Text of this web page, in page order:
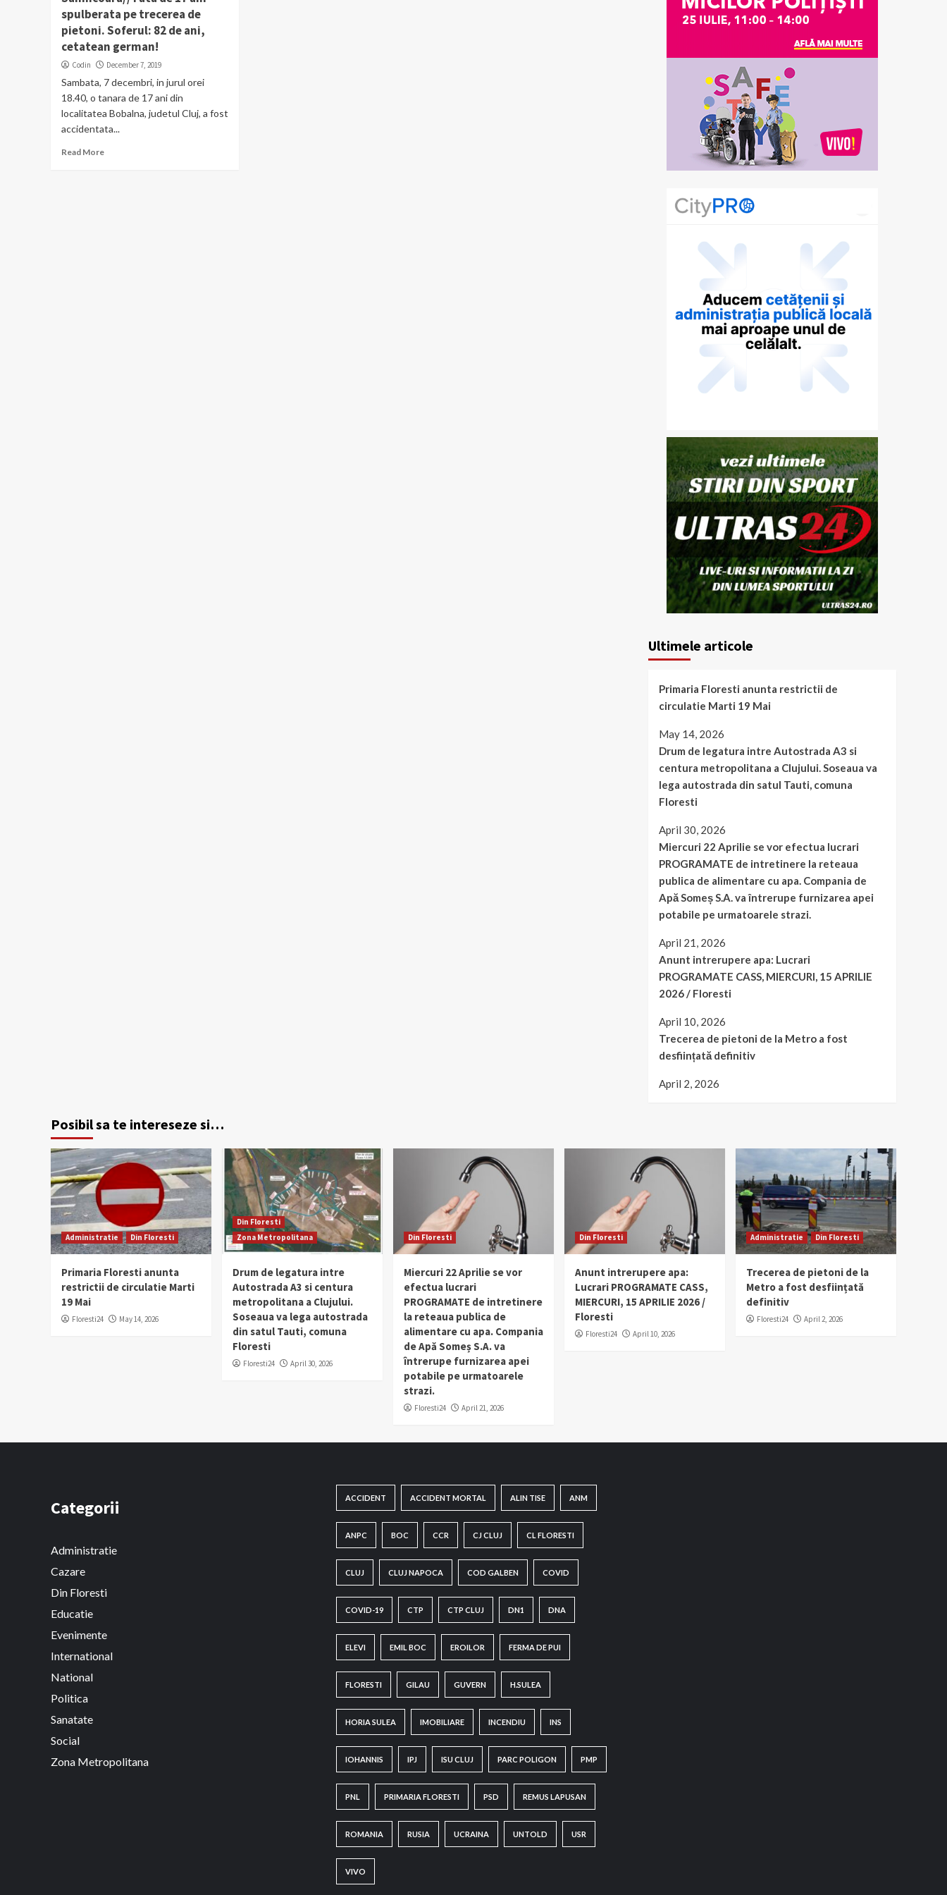
spulberata pe trecerea de
pietoni. Soferul: 82 de ani,
cetatean german!
Codin December 7, 2019
Sambata, 7 decembri, in jurul orei
18.40, o tanara de 17 ani din
localitatea Bobalna, judetul Cluj, a fost
accidentata...
Read More
Ultimele articole
Primaria Floresti anunta restrictii de
circulatie Marti 19 Mai
May 14, 2026
Drum de legatura intre Autostrada A3 si
centura metropolitana a Clujului. Soseaua va
lega autostrada din satul Tauti, comuna
Floresti
April 30, 2026
Miercuri 22 Aprilie se vor efectua lucrari
PROGRAMATE de intretinere la reteaua
publica de alimentare cu apa. Compania de
Apă Someș S.A. va întrerupe furnizarea apei
potabile pe urmatoarele strazi.
April 21, 2026
Anunt intrerupere apa: Lucrari
PROGRAMATE CASS, MIERCURI, 15 APRILIE
2026 / Floresti
April 10, 2026
Trecerea de pietoni de la Metro a fost
desființată definitiv
April 2, 2026
Posibil sa te intereseze si…
Administratie Din Floresti
Primaria Floresti anunta
restrictii de circulatie Marti
19 Mai
Floresti24 May 14, 2026
Din Floresti
Zona Metropolitana
Drum de legatura intre
Autostrada A3 si centura
metropolitana a Clujului.
Soseaua va lega autostrada
din satul Tauti, comuna
Floresti
Floresti24 April 30, 2026
Din Floresti
Miercuri 22 Aprilie se vor
efectua lucrari
PROGRAMATE de intretinere
la reteaua publica de
alimentare cu apa. Compania
de Apă Someș S.A. va
întrerupe furnizarea apei
potabile pe urmatoarele
strazi.
Floresti24 April 21, 2026
Din Floresti
Anunt intrerupere apa:
Lucrari PROGRAMATE CASS,
MIERCURI, 15 APRILIE 2026 /
Floresti
Floresti24 April 10, 2026
Administratie Din Floresti
Trecerea de pietoni de la
Metro a fost desființată
definitiv
Floresti24 April 2, 2026
Categorii
Administratie
Cazare
Din Floresti
Educatie
Evenimente
International
National
Politica
Sanatate
Social
Zona Metropolitana
ACCIDENT ACCIDENT MORTAL ALIN TISE ANM
ANPC BOC CCR CJ CLUJ CL FLORESTI
CLUJ CLUJ NAPOCA COD GALBEN COVID
COVID-19 CTP CTP CLUJ DN1 DNA
ELEVI EMIL BOC EROILOR FERMA DE PUI
FLORESTI GILAU GUVERN H.SULEA
HORIA SULEA IMOBILIARE INCENDIU INS
IOHANNIS IPJ ISU CLUJ PARC POLIGON PMP
PNL PRIMARIA FLORESTI PSD REMUS LAPUSAN
ROMANIA RUSIA UCRAINA UNTOLD USR
VIVO